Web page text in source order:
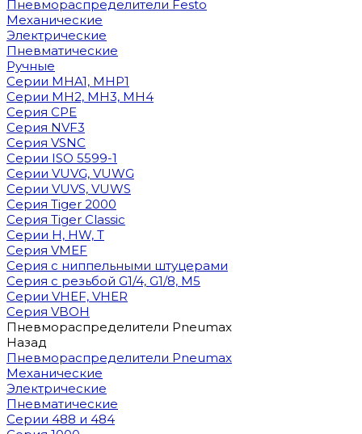
Пневмораспределители Festo
Механические
Электрические
Пневматические
Ручные
Cерии MHA1, MHP1
Cерии MH2, MH3, MH4
Cерия CPE
Серия NVF3
Серия VSNC
Серии ISO 5599-1
Серии VUVG, VUWG
Серии VUVS, VUWS
Серия Tiger 2000
Серия Tiger Classic
Серии H, HW, T
Серия VMEF
Серия с ниппельными штуцерами
Серия с резьбой G1/4, G1/8, М5
Серии VHEF, VHER
Серия VBOH
Пневмораспределители Pneumax
Назад
Пневмораспределители Pneumax
Механические
Электрические
Пневматические
Серии 488 и 484